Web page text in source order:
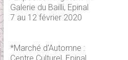
Galerie du Bailli, Epinal
7 au 12 février 2020
*Marché d'Automne :